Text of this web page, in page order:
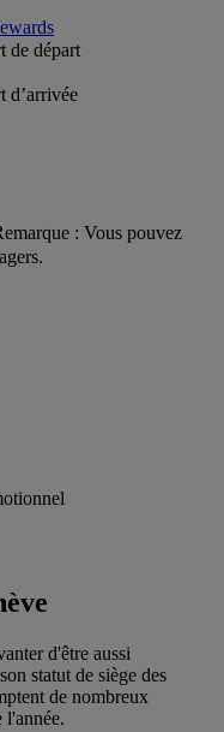
de départ
d’arrivée
: Vous pouvez
d'être aussi
statut de siège des
de nombreux
l'année.